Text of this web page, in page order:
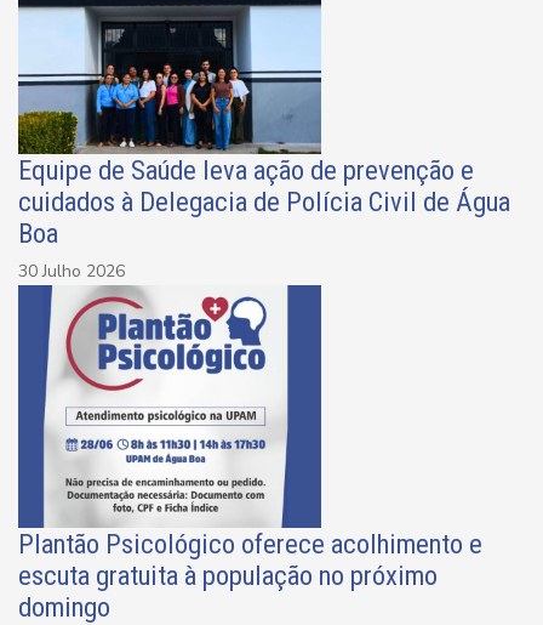
Equipe de Saúde leva ação de prevenção e
cuidados à Delegacia de Polícia Civil de Água
Boa
30 Julho 2026
Plantão Psicológico oferece acolhimento e
escuta gratuita à população no próximo
domingo